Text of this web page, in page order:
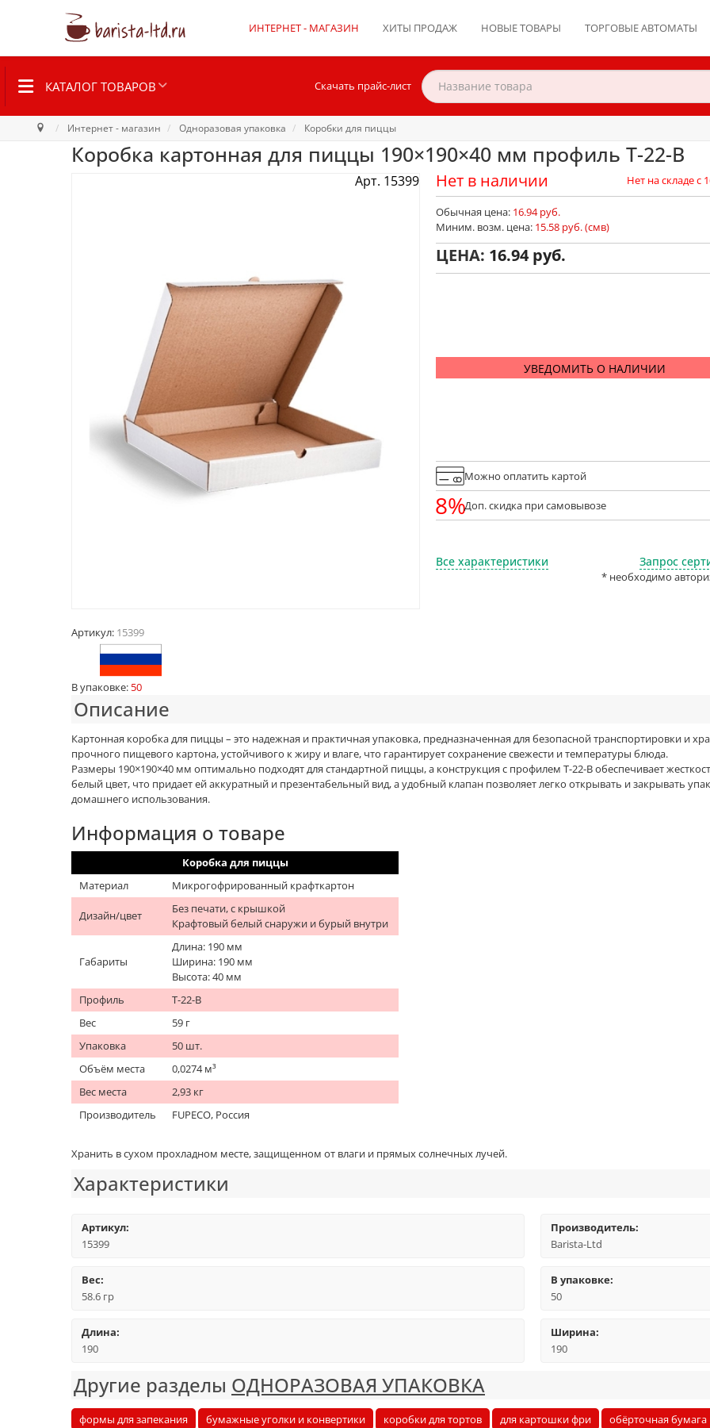
ИНТЕРНЕТ - МАГАЗИН ХИТЫ ПРОДАЖ НОВЫЕ ТОВАРЫ ТОРГОВЫЕ АВТОМАТЫ
КАТАЛОГ ТОВАРОВ Скачать прайс-лист
Интернет - магазин
Одноразовая упаковка Коробки для пиццы
Арт. 15399
Коробка картонная для пиццы 190×190×40 мм профиль Т-22-В
Нет в наличии Нет на складе с
Обычная цена: 16.94 руб.
Миним. возм. цена: 15.58 руб. (смв)
ЦЕНА: 16.94
УВЕДОМИТЬ О НАЛИЧИИ
Можно оплатить картой
8%Доп. скидка при самовывозе
Артикул: 15399
В упаковке: 50
Все характеристики Запрос
* необходимо
Описание
Картонная коробка для пиццы – это надежная и практичная упаковка, предназначенная для безопасной транспортировки и
прочного пищевого картона, устойчивого к жиру и влаге, что гарантирует сохранение свежести и температуры блюда.
Размеры 190×190×40 мм оптимально подходят для стандартной пиццы, а конструкция с профилем Т-22-В обеспечивает
белый цвет, что придает ей аккуратный и презентабельный вид, а удобный клапан позволяет легко открывать и закрывать
домашнего использования.
Информация о товаре
Коробка для пиццы
Материал
Микрогофрированный крафткартон
Дизайн/цвет
Без печати, c крышкой
Крафтовый белый снаружи и бурый внутри
Габариты
Длина: 190 мм
Ширина: 190 мм
Высота: 40 мм
Профиль
Т-22-В
Вес
59 г
Упаковка
50 шт.
Объём места
0,0274 м³
Вес места
2,93 кг
Производитель
FUPECO, Россия
Хранить в сухом прохладном месте, защищенном от влаги и прямых солнечных лучей.
Характеристики
Артикул:
15399
Производитель:
Barista-Ltd
Вес:
58.6 гр
В упаковке:
50
Длина:
190
Ширина:
190
Другие разделы ОДНОРАЗОВАЯ УПАКОВКА
формы для запекания бумажные уголки и конвертики коробки для тортов для картошки фри обёрточная бумага